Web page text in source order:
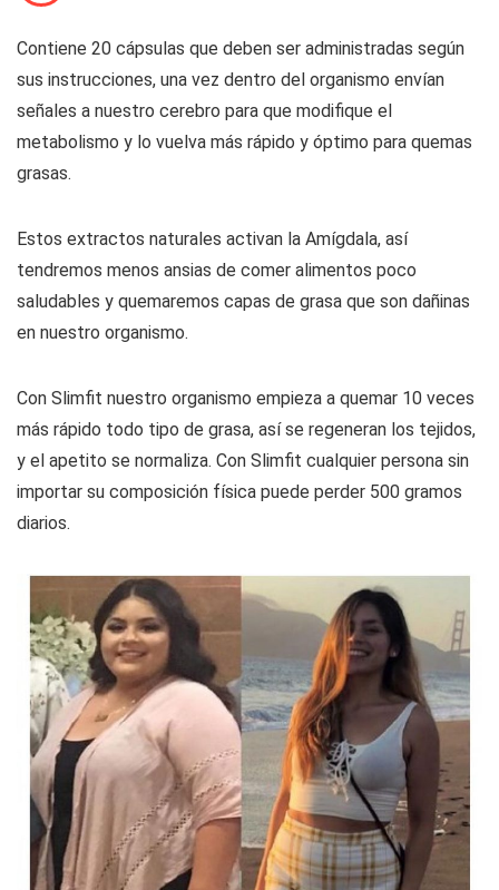
Contiene 20 cápsulas que deben ser administradas según
sus instrucciones, una vez dentro del organismo envían
señales a nuestro cerebro para que modifique el
metabolismo y lo vuelva más rápido y óptimo para quemas
grasas.
Estos extractos naturales activan la Amígdala, así
tendremos menos ansias de comer alimentos poco
saludables y quemaremos capas de grasa que son dañinas
en nuestro organismo.
Con Slimfit nuestro organismo empieza a quemar 10 veces
más rápido todo tipo de grasa, así se regeneran los tejidos,
y el apetito se normaliza. Con Slimfit cualquier persona sin
importar su composición física puede perder 500 gramos
diarios.